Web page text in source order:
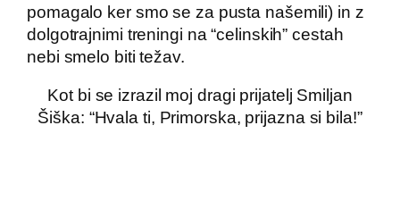
pomagalo ker smo se za pusta našemili) in z
dolgotrajnimi treningi na “celinskih” cestah
nebi smelo biti težav.
Kot bi se izrazil moj dragi prijatelj Smiljan
Šiška: “Hvala ti, Primorska, prijazna si bila!”